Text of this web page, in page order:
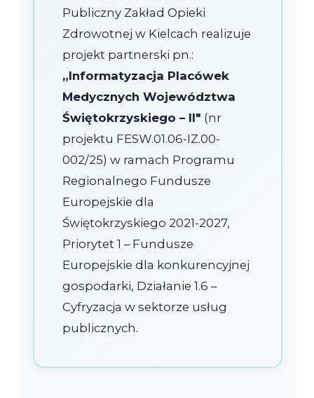
Publiczny Zakład Opieki
Zdrowotnej w Kielcach realizuje
projekt partnerski pn.:
„Informatyzacja Placówek
Medycznych Województwa
Świętokrzyskiego – II" (nr
projektu FESW.01.06-IZ.00-
002/25) w ramach Programu
Regionalnego Fundusze
Europejskie dla
Świętokrzyskiego 2021-2027,
Priorytet 1 – Fundusze
Europejskie dla konkurencyjnej
gospodarki, Działanie 1.6 –
Cyfryzacja w sektorze usług
publicznych.